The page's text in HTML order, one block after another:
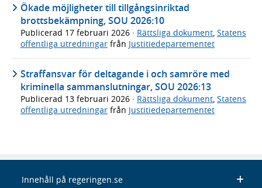
Ökade möjligheter till tillgångsinriktad
brottsbekämpning, SOU 2026:10
Publicerad 17 februari 2026 · Rättsliga dokument Statens
offentliga utredningar från Justitiedepartementet
Straffansvar för deltagande i och samröre med
kriminella sammanslutningar, SOU 2026:13
Publicerad 13 februari 2026 · Rättsliga dokument, Statens
offentliga utredningar från Justitiedepartementet
Innehåll på regeringen.se